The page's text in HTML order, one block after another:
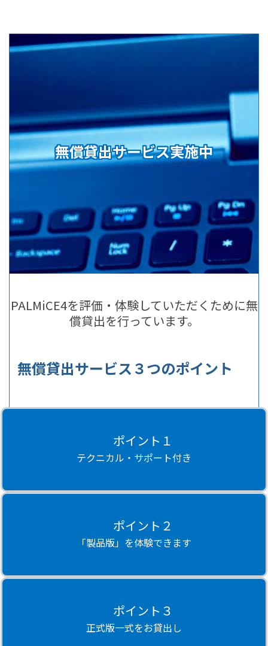
無償貸出サービス実施中
PALMiCE4を評価・体験していただくために無
償貸出を行っています。
無償貸出サービス３つのポイント
ポイント１
テクニカル・サポート付き
ポイント２
「製品版」を体験できます
ポイント３
正式版一式をお貸出し